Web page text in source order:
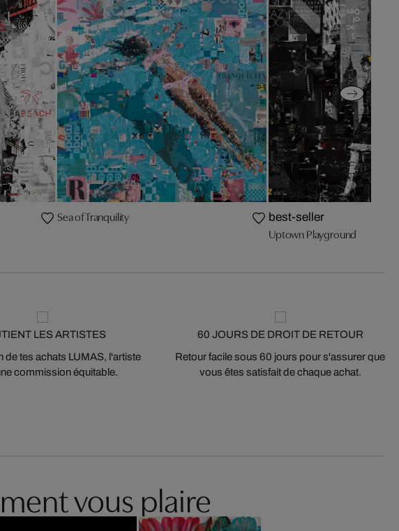
Sea of Tranquility best-seller
Uptown Playground
LES ARTISTES
de tes achats LUMAS, l'artiste
commission équitable.
60 JOURS DE DROIT DE RETOUR
Retour facile sous 60 jours pour s'assurer que
vous êtes satisfait de chaque achat.
vous plaire